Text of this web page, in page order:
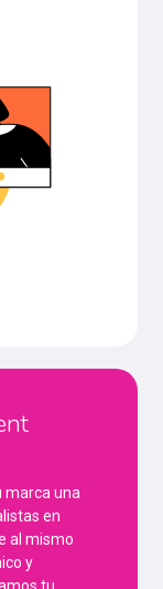
marca una
en
al mismo
y
tu